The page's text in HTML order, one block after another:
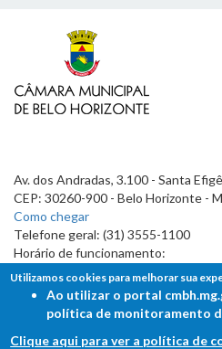
Av. dos Andradas, 3.100 - Santa
CEP: 30260-900 - Belo Horizonte -
Como chegar
Telefone geral: (31) 3555-1100
Horário de funcionamento:
7h às 19h
Utilizamos cookies para melhorar sua
Ao utilizar o portal
política de monitoramento
Clique aqui para ver a política de